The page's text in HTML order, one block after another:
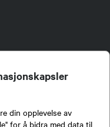
din opplevelse av
for å bidra med data til
av kunnskap om jakt og
har et sterkt jakt-, fiske-, og